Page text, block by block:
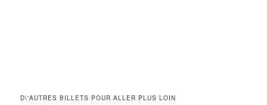
D\'AUTRES BILLETS POUR ALLER PLUS LOIN